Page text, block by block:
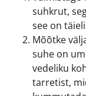
suhkrut,
see on
Mõõtke
suhe on
vedeliku
tarretist,